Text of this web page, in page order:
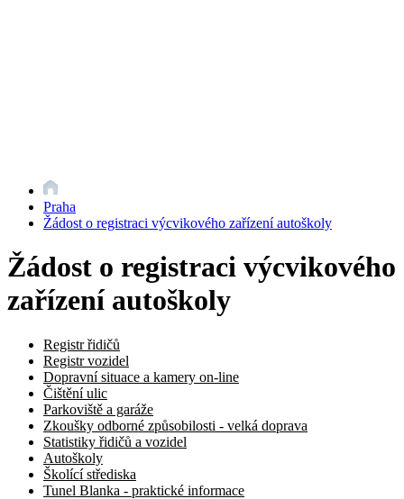
Praha
Žádost o registraci výcvikového zařízení autoškoly
Žádost o registraci výcvikového
zařízení autoškoly
Registr řidičů
Registr vozidel
Dopravní situace a kamery on-line
Čištění ulic
Parkoviště a garáže
Zkoušky odborné způsobilosti - velká doprava
Statistiky řidičů a vozidel
Autoškoly
Školící střediska
Tunel Blanka - praktické informace